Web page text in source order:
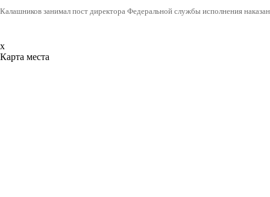
Калашников занимал пост директора Федеральной службы исполнения
x
Карта места